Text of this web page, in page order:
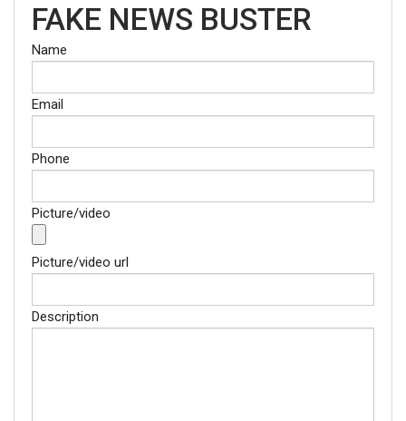
FAKE NEWS BUSTER
Name
Email
Phone
Picture/video
Picture/video url
Description